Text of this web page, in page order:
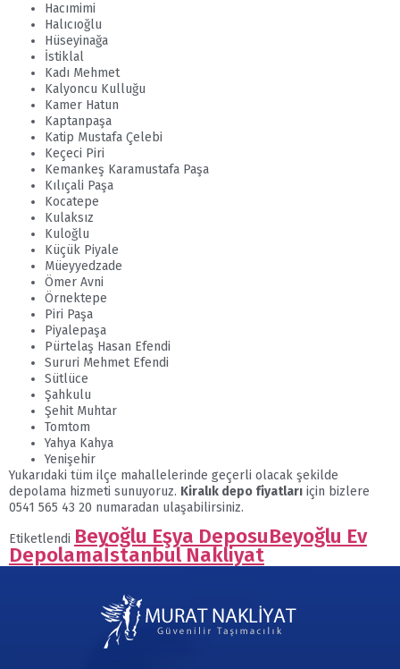
Hacımimi
Halıcıoğlu
Hüseyinağa
İstiklal
Kadı Mehmet
Kalyoncu Kulluğu
Kamer Hatun
Kaptanpaşa
Katip Mustafa Çelebi
Keçeci Piri
Kemankeş Karamustafa Paşa
Kılıçali Paşa
Kocatepe
Kulaksız
Kuloğlu
Küçük Piyale
Müeyyedzade
Ömer Avni
Örnektepe
Piri Paşa
Piyalepaşa
Pürtelaş Hasan Efendi
Sururi Mehmet Efendi
Sütlüce
Şahkulu
Şehit Muhtar
Tomtom
Yahya Kahya
Yenişehir
Yukarıdaki tüm ilçe mahallelerinde geçerli olacak şekilde
depolama hizmeti sunuyoruz. Kiralık depo fiyatları için bizlere
0541 565 43 20 numaradan ulaşabilirsiniz.
Etiketlendi Beyoğlu Eşya DeposuBeyoğlu Ev
Depolamaİstanbul Nakliyat